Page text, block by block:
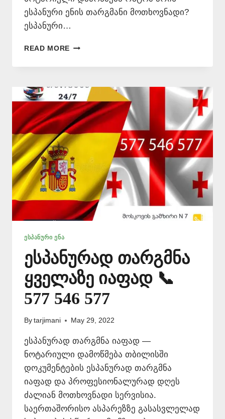
ესპანური ენის თარგმანი მოთხოვნადი?
ესპანური…
READ MORE ᲔᲡᲞᲐᲜᲣᲠᲐᲓ
–
546
577
ᲔᲡᲞᲐᲜᲣᲠᲘ ᲔᲜᲐ
ესპანურად თარგმნა
ყველაზე იაფად 📞
577 546 577
By tarjimani May 29, 2022
ესპანურად თარგმნა იაფად —
ნოტარიული დამოწმება თბილისში
დოკუმენტების ესპანურად თარგმნა
იაფად და პროფესიონალურად დღეს
ძალიან მოთხოვნადი სერვისია.
საერთაშორისო ასპარეზზე გასასვლელად